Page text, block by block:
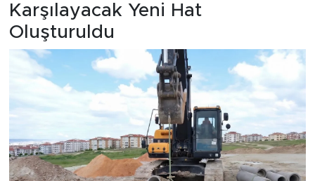
Karşılayacak Yeni Hat
Oluşturuldu